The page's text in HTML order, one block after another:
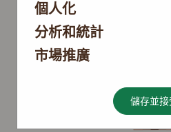
個人化
分析和統計
市場推廣
儲存並接